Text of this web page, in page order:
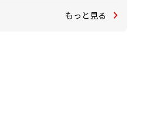
もっと見る